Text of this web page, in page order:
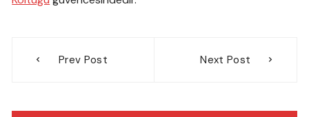
gezinmesi
Prev Post Next Post